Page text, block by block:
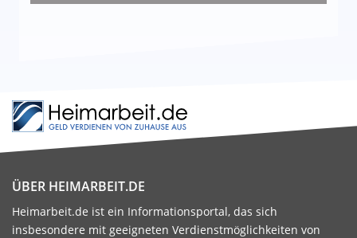
ÜBER HEIMARBEIT.DE
Heimarbeit.de ist ein Informationsportal, das sich
insbesondere mit geeigneten Verdienstmöglichkeiten von